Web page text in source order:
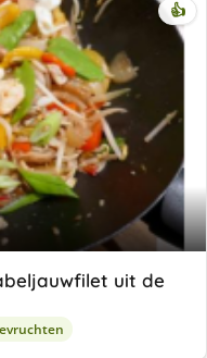
👍
uit de